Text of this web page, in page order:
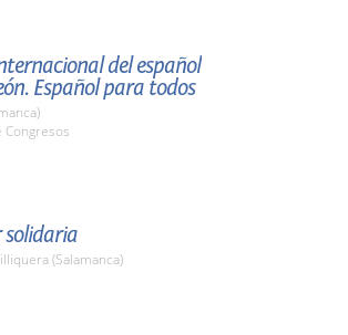
del español
Español para todos
Congresos
solidaria
(Salamanca)